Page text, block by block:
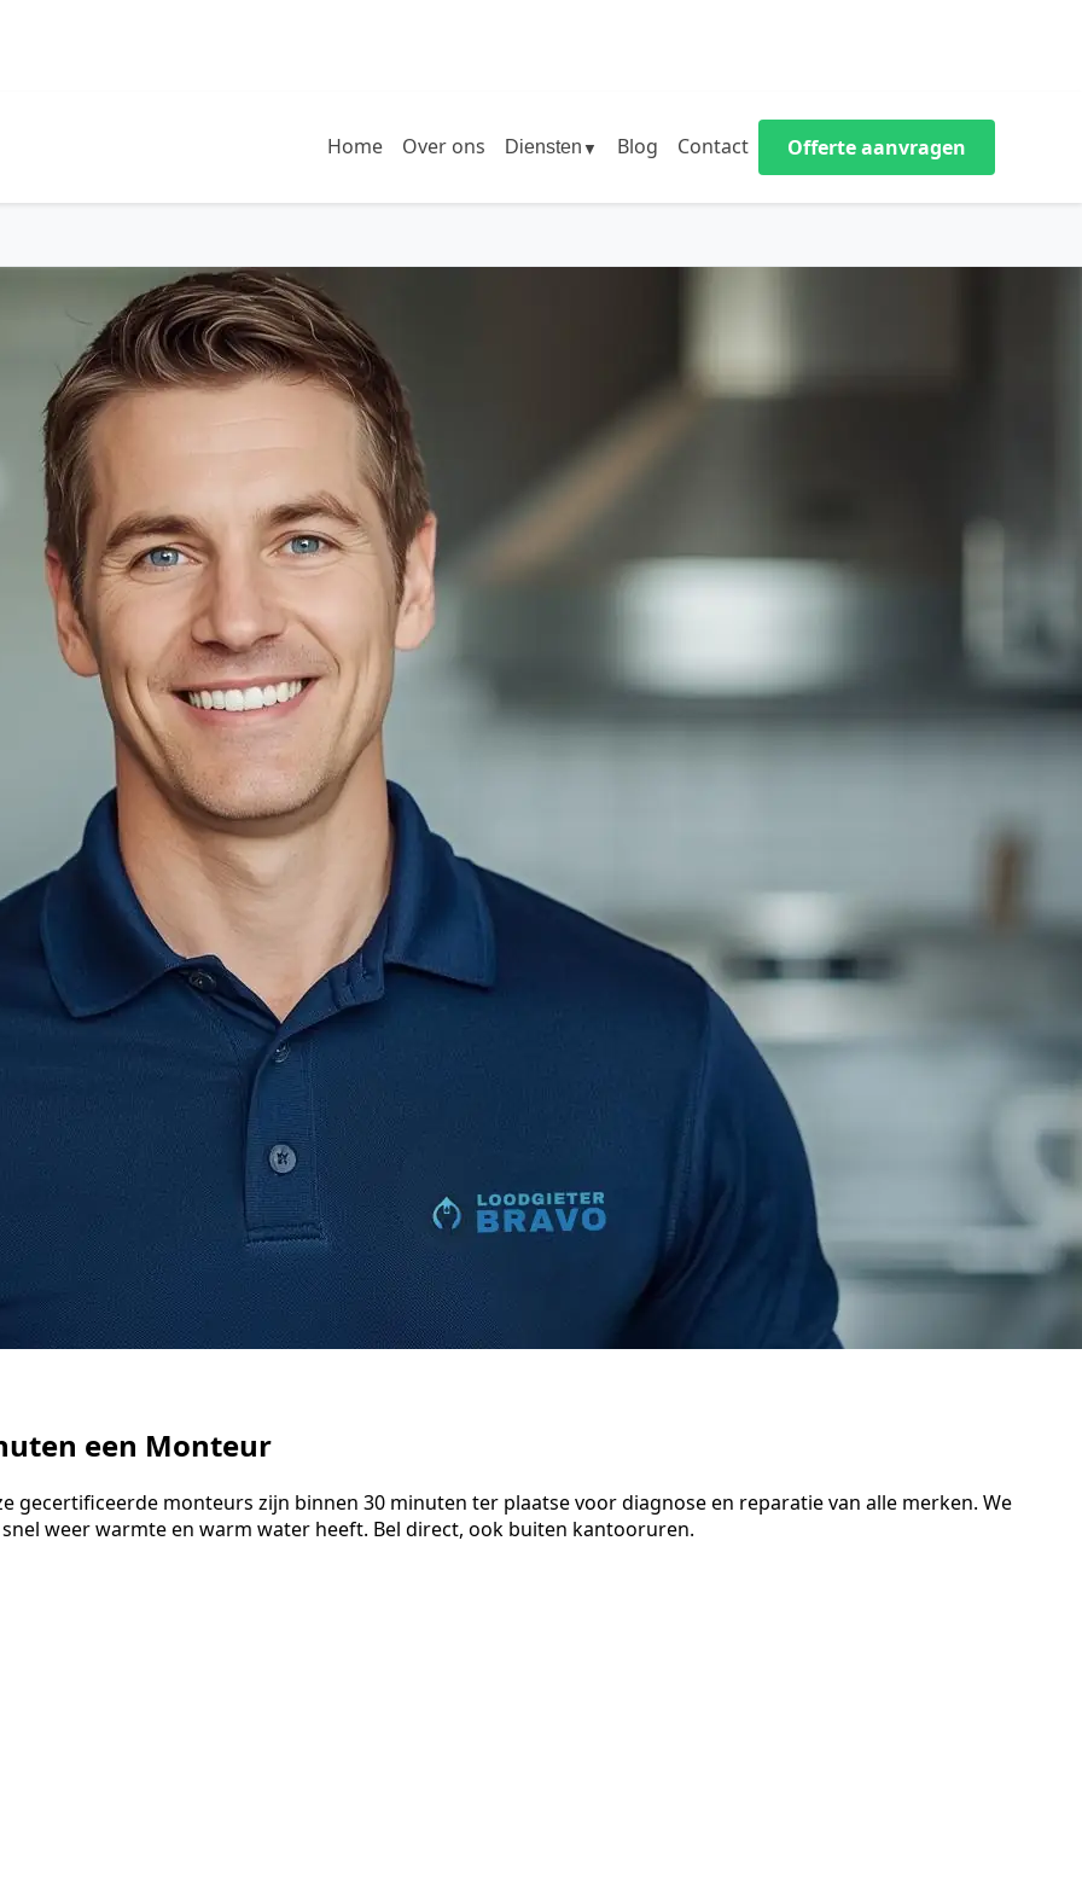
Home Over ons Diensten ▼ Blog Contact Offerte aanvragen
een Monteur
gecertificeerde monteurs zijn binnen 30 minuten ter plaatse voor diagnose en reparatie van alle merken. We
weer warmte en warm water heeft. Bel direct, ook buiten kantooruren.